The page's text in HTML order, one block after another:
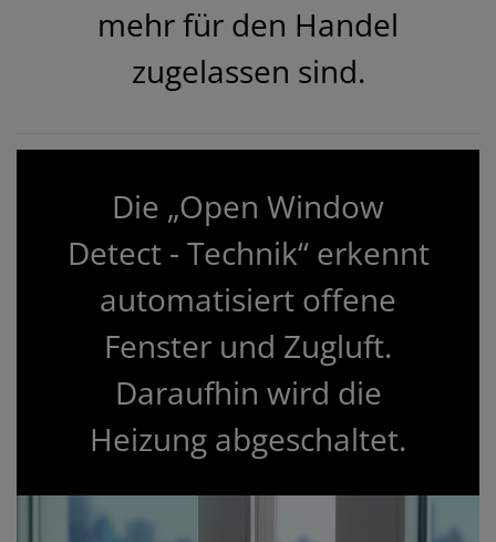
mehr für den Handel
zugelassen sind.
Die „Open Window
Detect - Technik“ erkennt
automatisiert offene
Fenster und Zugluft.
Daraufhin wird die
Heizung abgeschaltet.